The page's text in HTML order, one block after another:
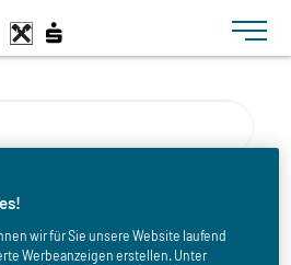
Toggle
wir für Sie unsere Website laufend
Werbeanzeigen erstellen. Unter